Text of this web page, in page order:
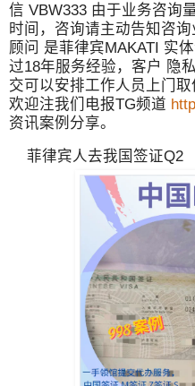
信 VBW333 由于业务咨询
时间，咨询请主动告知咨
顾问 是菲律宾MAKATI 实
过18年服务经验，客户 隐
交可以安排工作人员上门取
欢迎注我们电报TG频道
资讯案例分享。
菲律宾人去我国签证Q2